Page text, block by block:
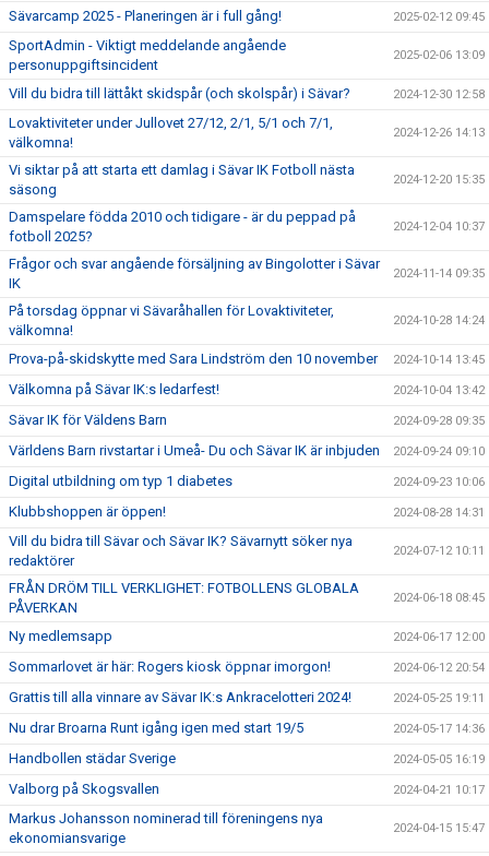
Sävarcamp 2025 - Planeringen är i full gång! 2025-02-12 09:45
SportAdmin - Viktigt meddelande angående
personuppgiftsincident
2025-02-06 13:09
Vill du bidra till lättåkt skidspår (och skolspår) i Sävar? 2024-12-30 12:58
Lovaktiviteter under Jullovet 27/12, 2/1, 5/1 och 7/1,
välkomna!
2024-12-26 14:13
Vi siktar på att starta ett damlag i Sävar IK Fotboll nästa
säsong
2024-12-20 15:35
Damspelare födda 2010 och tidigare - är du peppad på
fotboll 2025?
2024-12-04 10:37
Frågor och svar angående försäljning av Bingolotter i Sävar
IK
2024-11-14 09:35
På torsdag öppnar vi Sävaråhallen för Lovaktiviteter,
välkomna!
2024-10-28 14:24
Prova-på-skidskytte med Sara Lindström den 10 november 2024-10-14 13:45
Välkomna på Sävar IK:s ledarfest! 2024-10-04 13:42
Sävar IK för Väldens Barn 2024-09-28 09:35
Världens Barn rivstartar i Umeå- Du och Sävar IK är inbjuden 2024-09-24 09:10
Digital utbildning om typ 1 diabetes 2024-09-23 10:06
Klubbshoppen är öppen! 2024-08-28 14:31
Vill du bidra till Sävar och Sävar IK? Sävarnytt söker nya
redaktörer
2024-07-12 10:11
FRÅN DRÖM TILL VERKLIGHET: FOTBOLLENS GLOBALA
PÅVERKAN
2024-06-18 08:45
Ny medlemsapp 2024-06-17 12:00
Sommarlovet är här: Rogers kiosk öppnar imorgon! 2024-06-12 20:54
Grattis till alla vinnare av Sävar IK:s Ankracelotteri 2024! 2024-05-25 19:11
Nu drar Broarna Runt igång igen med start 19/5 2024-05-17 14:36
Handbollen städar Sverige 2024-05-05 16:19
Valborg på Skogsvallen 2024-04-21 10:17
Markus Johansson nominerad till föreningens nya
ekonomiansvarige
2024-04-15 15:47